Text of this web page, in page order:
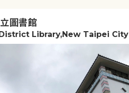
圖書館
Library,New Taipei City